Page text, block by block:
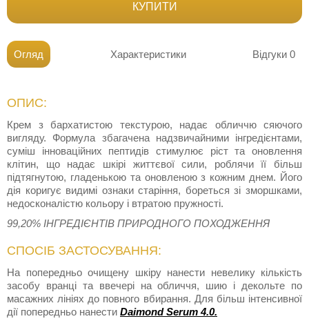
КУПИТИ
Огляд Характеристики Відгуки 0
ОПИС:
Крем з бархатистою текстурою, надає обличчю сяючого
вигляду. Формула збагачена надзвичайними інгредієнтами,
суміш інноваційних пептидів стимулює ріст та оновлення
клітин, що надає шкірі життєвої сили, роблячи її більш
підтягнутою, гладенькою та оновленою з кожним днем. Його
дія коригує видимі ознаки старіння, бореться зі зморшками,
недосконалістю кольору і втратою пружності.
99,20% ІНГРЕДІЄНТІВ ПРИРОДНОГО ПОХОДЖЕННЯ
СПОСІБ ЗАСТОСУВАННЯ:
На попередньо очищену шкіру нанести невелику кількість
засобу вранці та ввечері на обличчя, шию і декольте по
масажних лініях до повного вбирання. Для більш інтенсивної
дії попередньо нанести Daimond Serum 4.0.